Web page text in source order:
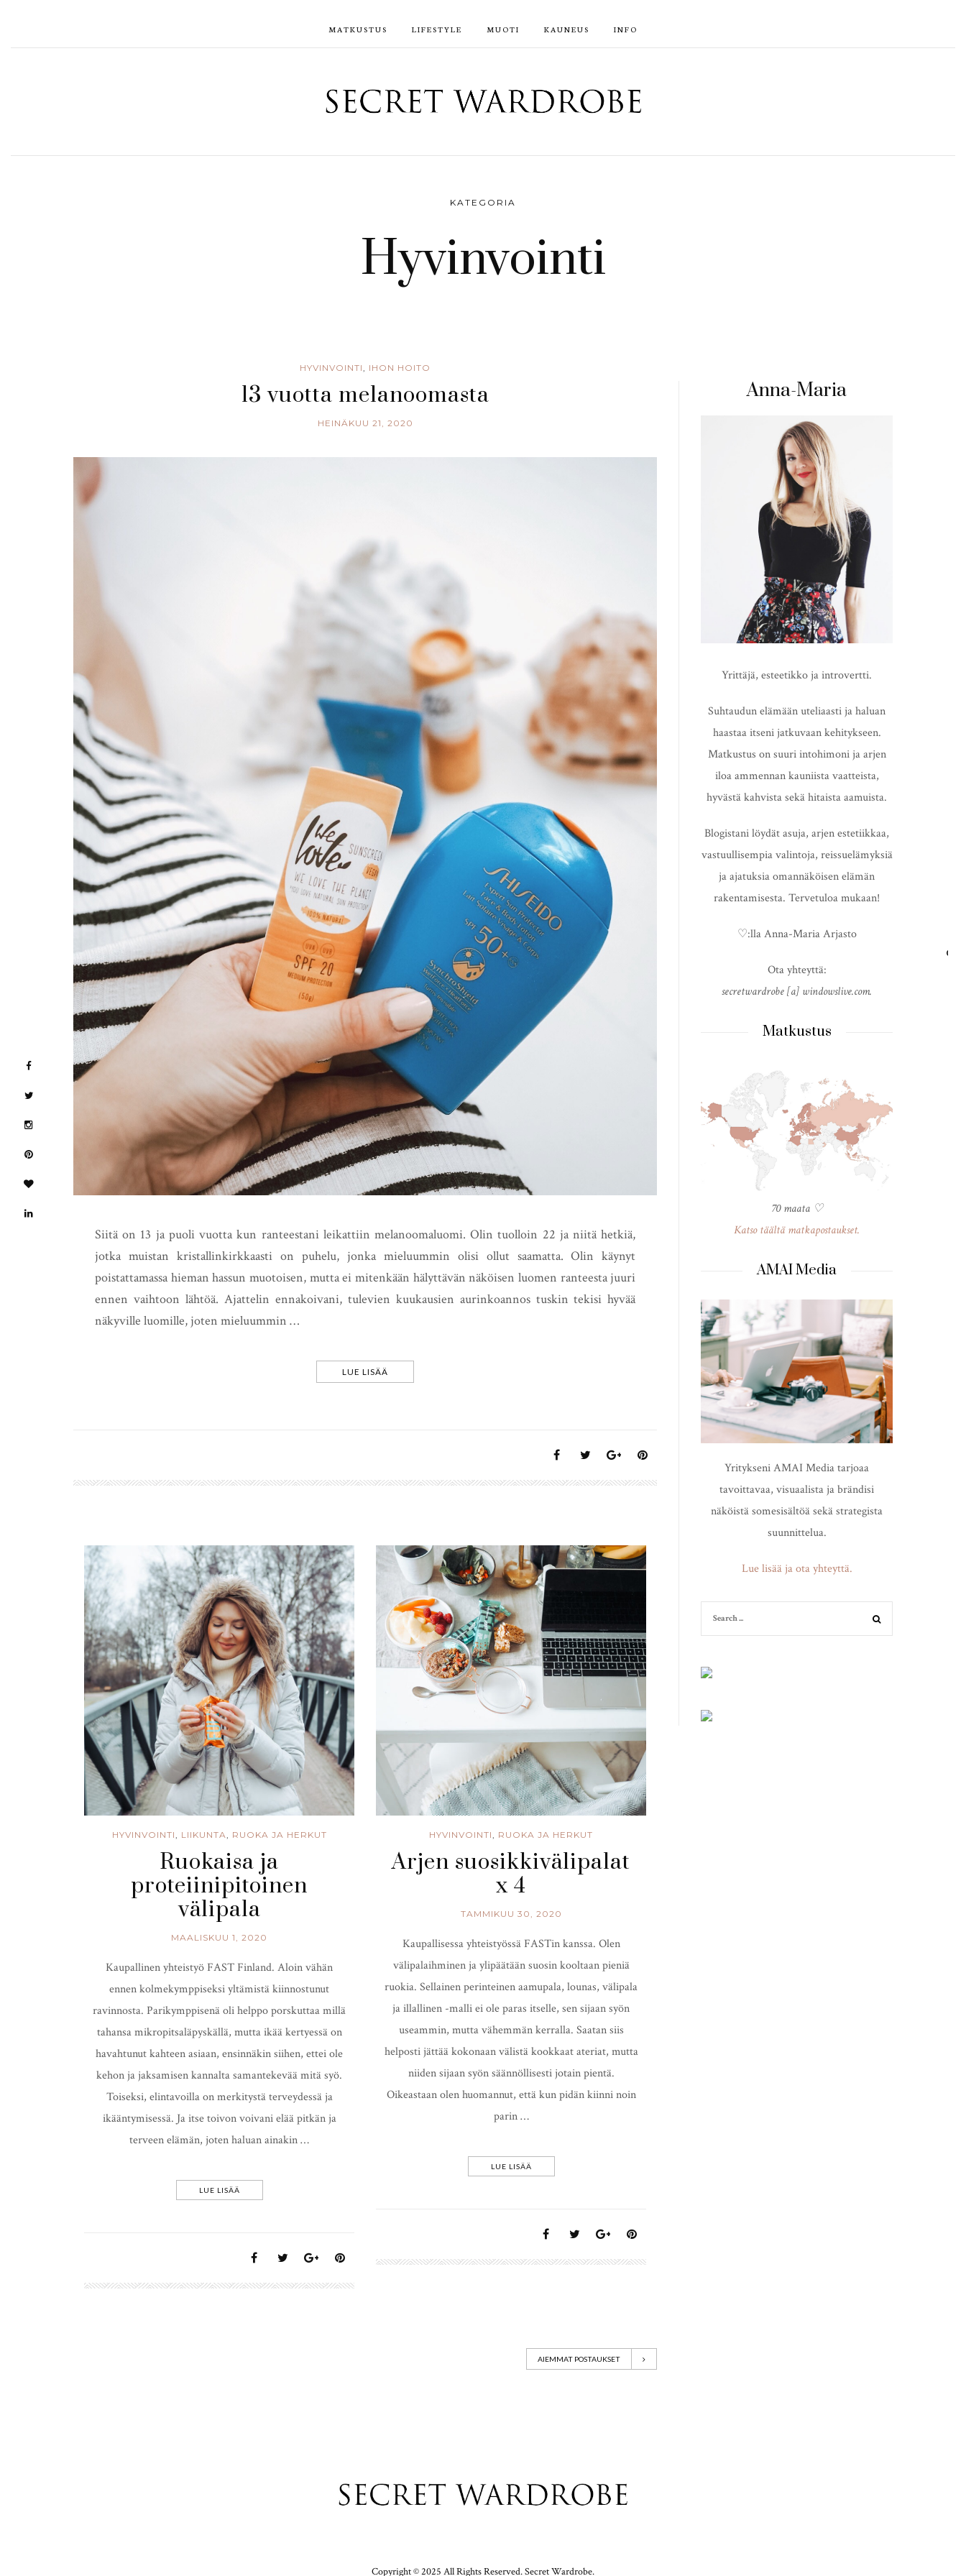
MATKUSTUS LIFESTYLE MUOTI KAUNEUS INFO
KATEGORIA
Hyvinvointi
HYVINVOINTI, IHON HOITO
13 vuotta melanoomasta
HEINÄKUU 21, 2020
Siitä on 13 ja puoli vuotta kun ranteestani leikattiin melanoomaluomi. Olin tuolloin 22 ja niitä hetkiä,
jotka muistan kristallinkirkkaasti on puhelu, jonka mieluummin olisi ollut saamatta. Olin käynyt
poistattamassa hieman hassun muotoisen, mutta ei mitenkään hälyttävän näköisen luomen ranteesta juuri
ennen vaihtoon lähtöä. Ajattelin ennakoivani, tulevien kuukausien aurinkoannos tuskin tekisi hyvää
näkyville luomille, joten mieluummin …
LUE LISÄÄ
HYVINVOINTI LIIKUNTA RUOKA JA HERKUT
Ruokaisa ja
proteiinipitoinen
välipala
MAALISKUU 1, 2020
Kaupallinen yhteistyö FAST Finland. Aloin vähän
ennen kolmekymppiseksi yltämistä kiinnostunut
ravinnosta. Parikymppisenä oli helppo porskuttaa millä
tahansa mikropitsaläpyskällä, mutta ikää kertyessä on
havahtunut kahteen asiaan, ensinnäkin siihen, ettei ole
kehon ja jaksamisen kannalta samantekevää mitä syö.
Toiseksi, elintavoilla on merkitystä terveydessä ja
ikääntymisessä. Ja itse toivon voivani elää pitkän ja
terveen elämän, joten haluan ainakin …
LUE LISÄÄ
HYVINVOINTI RUOKA JA HERKUT
Arjen suosikkivälipalat
x 4
TAMMIKUU 30, 2020
Kaupallisessa yhteistyössä FASTin kanssa. Olen
välipalaihminen ja ylipäätään suosin kooltaan pieniä
ruokia. Sellainen perinteinen aamupala, lounas, välipala
ja illallinen -malli ei ole paras itselle, sen sijaan syön
useammin, mutta vähemmän kerralla. Saatan siis
helposti jättää kokonaan välistä kookkaat ateriat, mutta
niiden sijaan syön säännöllisesti jotain pientä.
Oikeastaan olen huomannut, että kun pidän kiinni noin
parin …
LUE LISÄÄ
AIEMMAT POSTAUKSET
Anna-Maria
Yrittäjä, esteetikko ja introvertti.
Suhtaudun elämään uteliaasti ja haluan
haastaa itseni jatkuvaan kehitykseen.
Matkustus on suuri intohimoni ja arjen
iloa ammennan kauniista vaatteista,
hyvästä kahvista sekä hitaista aamuista.
Blogistani löydät asuja, arjen estetiikkaa,
vastuullisempia valintoja, reissuelämyksiä
ja ajatuksia omannäköisen elämän
rakentamisesta. Tervetuloa mukaan!
♡:lla Anna-Maria Arjasto
Ota yhteyttä:
secretwardrobe [a] windowslive.com.
Matkustus
70 maata ♡
Katso täältä matkapostaukset.
AMAI Media
Yritykseni AMAI Media tarjoaa
tavoittavaa, visuaalista ja brändisi
näköistä somesisältöä sekä strategista
suunnittelua.
Lue lisää ja ota yhteyttä.
Copyright © 2025 All Rights Reserved. Secret Wardrobe.